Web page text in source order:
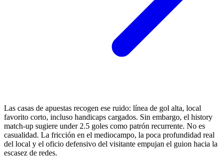
Las casas de apuestas recogen ese ruido: línea de gol alta, local
favorito corto, incluso handicaps cargados. Sin embargo, el history
match-up sugiere under 2.5 goles como patrón recurrente. No es
casualidad. La fricción en el mediocampo, la poca profundidad real
del local y el oficio defensivo del visitante empujan el guion hacia la
escasez de redes.